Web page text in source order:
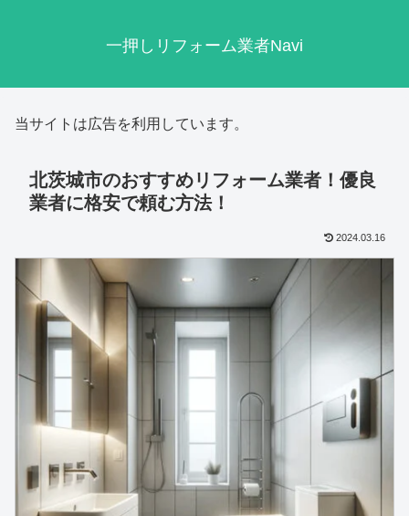
一押しリフォーム業者Navi
当サイトは広告を利用しています。
北茨城市のおすすめリフォーム業者！優良
業者に格安で頼む方法！
2024.03.16